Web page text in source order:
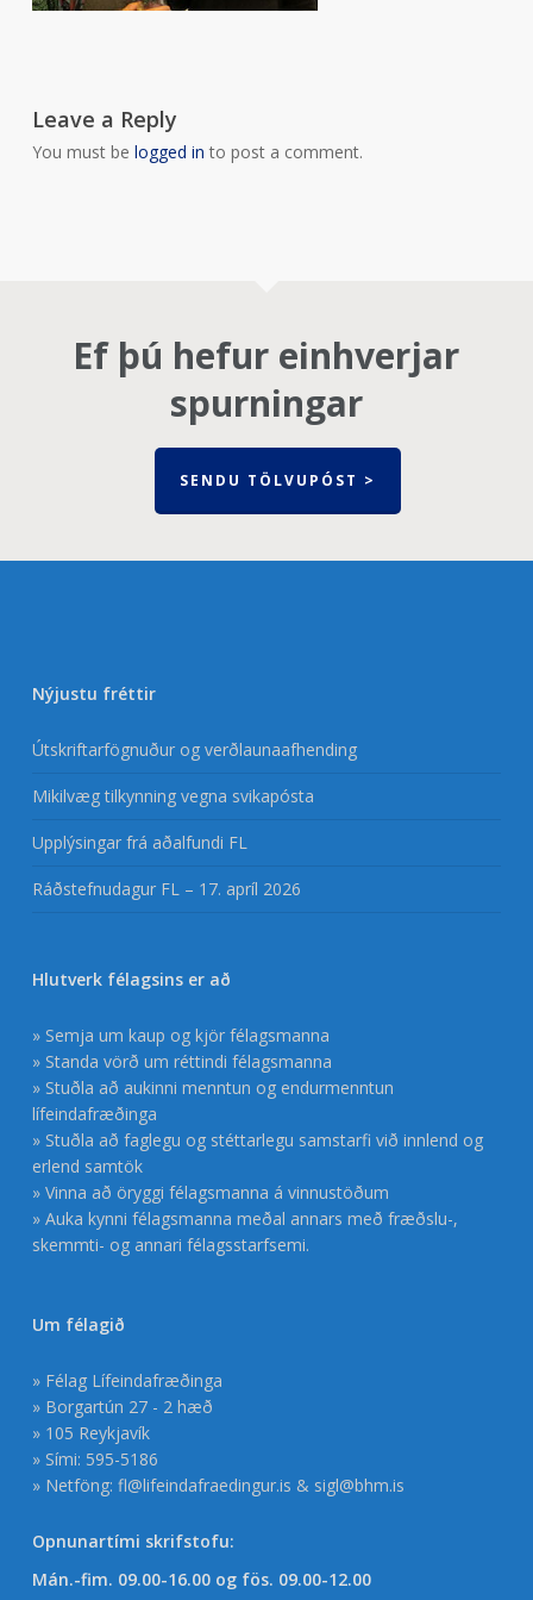
Leave a Reply
You must be logged in to post a comment.
Ef þú hefur einhverjar
spurningar
SENDU TÖLVUPÓST >
Nýjustu fréttir
Útskriftarfögnuður og verðlaunaafhending
Mikilvæg tilkynning vegna svikapósta
Upplýsingar frá aðalfundi FL
Ráðstefnudagur FL – 17. apríl 2026
Hlutverk félagsins er að
» Semja um kaup og kjör félagsmanna
» Standa vörð um réttindi félagsmanna
» Stuðla að aukinni menntun og endurmenntun
lífeindafræðinga
» Stuðla að faglegu og stéttarlegu samstarfi við innlend og
erlend samtök
» Vinna að öryggi félagsmanna á vinnustöðum
» Auka kynni félagsmanna meðal annars með fræðslu-,
skemmti- og annari félagsstarfsemi.
Um félagið
» Félag Lífeindafræðinga
» Borgartún 27 - 2 hæð
» 105 Reykjavík
» Sími: 595-5186
» Netföng: fl@lifeindafraedingur.is & sigl@bhm.is
Opnunartími skrifstofu:
Mán.-fim. 09.00-16.00 og fös. 09.00-12.00